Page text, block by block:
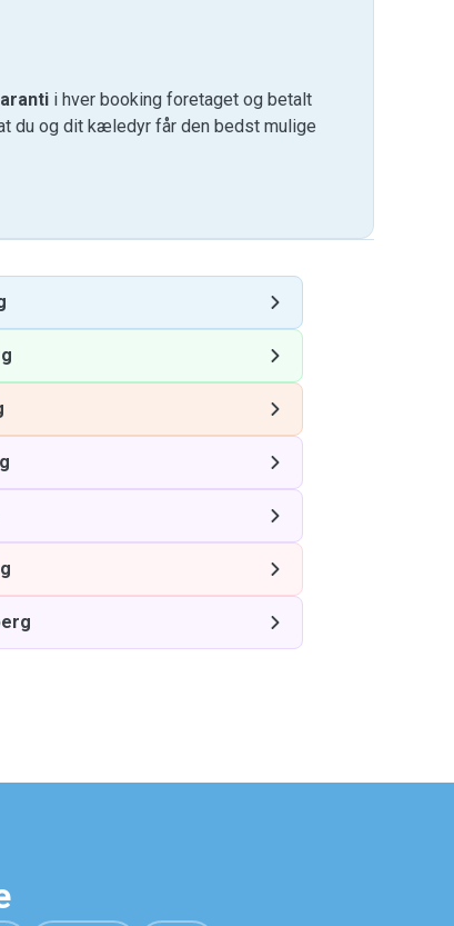
i hver booking foretaget og betalt
du og dit kæledyr får den bedst mulige